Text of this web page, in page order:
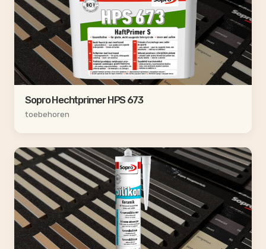
Sopro Hechtprimer HPS 673
toebehoren